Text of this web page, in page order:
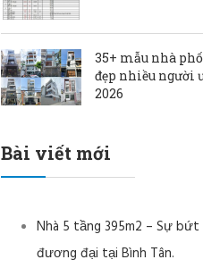
35+ mẫu nhà
đẹp nhiều người
2026
Bài viết mới
Nhà 5 tầng 395m2 – Sự
đương đại tại Bình Tân.